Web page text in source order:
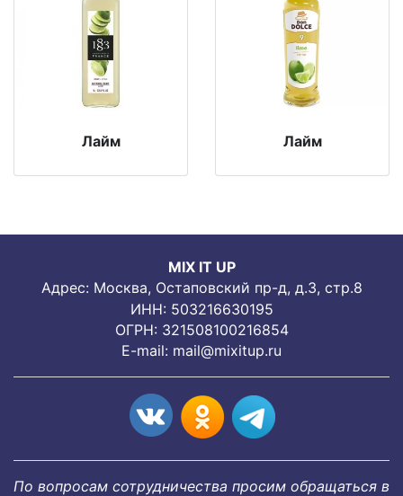
Лайм Лайм
MIX IT UP
Адрес: Москва, Остаповский пр-д, д.3, стр.8
ИНН: 503216630195
ОГРН: 321508100216854
E-mail: mail@mixitup.ru
По вопросам сотрудничества просим обращаться в